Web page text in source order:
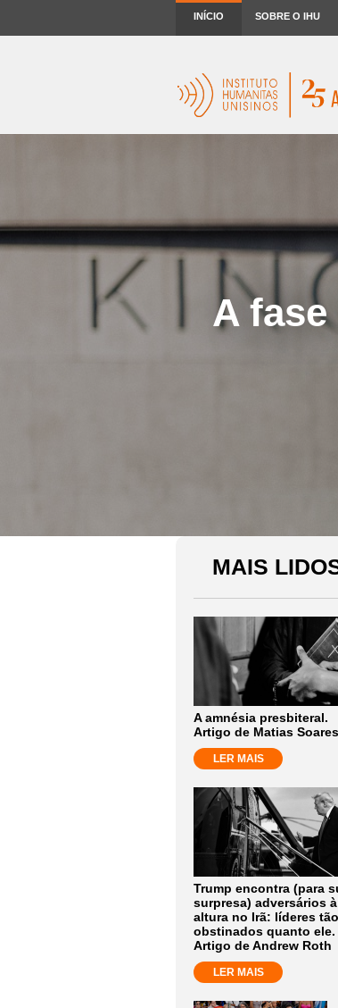
INÍCIO SOBRE O IHU
A
MAIS
A amnésia presbiteral.
Artigo de Matias Soares
LER MAIS
Trump encontra (para
surpresa) adversários à
altura no Irã: líderes tão
obstinados quanto ele.
Artigo de Andrew Roth
LER MAIS